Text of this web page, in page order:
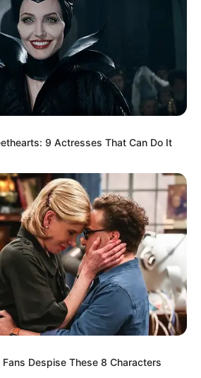
9 Actresses That Can Do It
Despise These 8 Characters